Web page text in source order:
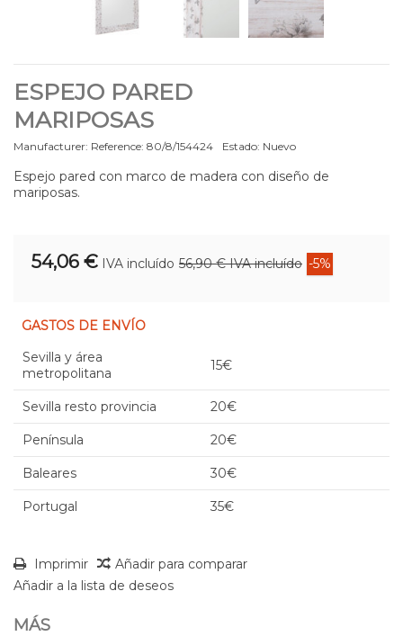
ESPEJO PARED
MARIPOSAS
Manufacturer: Reference: 80/8/154424 Estado: Nuevo
Espejo pared con marco de madera con diseño de
mariposas.
54,06 € IVA incluído 56,90 €IVA incluído -5%
GASTOS DE ENVÍO
Sevilla y área
metropolitana
15€
Sevilla resto provincia 20€
Península 20€
Baleares 30€
Portugal 35€
Imprimir
Añadir para comparar
Añadir a la lista de deseos
MÁS